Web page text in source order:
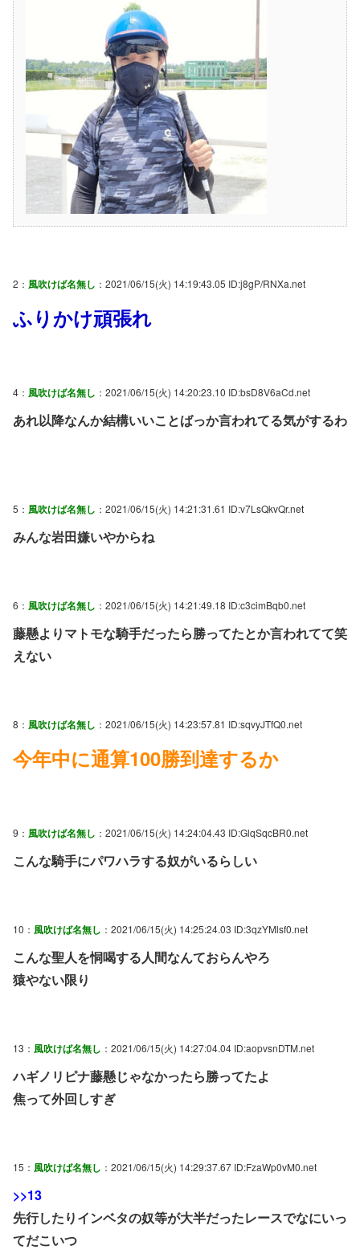
2： 風吹けば名無し ：2021/06/15(火) 14:19:43.05 ID:j8gP/RNXa.net
ふりかけ頑張れ
4： 風吹けば名無し ：2021/06/15(火) 14:20:23.10 ID:bsD8V6aCd.net
あれ以降なんか結構いいことばっか言われてる気がするわ
5： 風吹けば名無し ：2021/06/15(火) 14:21:31.61 ID:v7LsQkvQr.net
みんな岩田嫌いやからね
6： 風吹けば名無し ：2021/06/15(火) 14:21:49.18 ID:c3cimBqb0.net
藤懸よりマトモな騎手だったら勝ってたとか言われてて笑
えない
8： 風吹けば名無し ：2021/06/15(火) 14:23:57.81 ID:sqvyJTfQ0.net
今年中に通算100勝到達するか
9： 風吹けば名無し ：2021/06/15(火) 14:24:04.43 ID:GlqSqcBR0.net
こんな騎手にパワハラする奴がいるらしい
10： 風吹けば名無し ：2021/06/15(火) 14:25:24.03 ID:3qzYMlsf0.net
こんな聖人を恫喝する人間なんておらんやろ
猿やない限り
13： 風吹けば名無し ：2021/06/15(火) 14:27:04.04 ID:aopvsnDTM.net
ハギノリピナ藤懸じゃなかったら勝ってたよ
焦って外回しすぎ
15： 風吹けば名無し ：2021/06/15(火) 14:29:37.67 ID:FzaWp0vM0.net
>>13
先行したりインベタの奴等が大半だったレースでなにいっ
てだこいつ